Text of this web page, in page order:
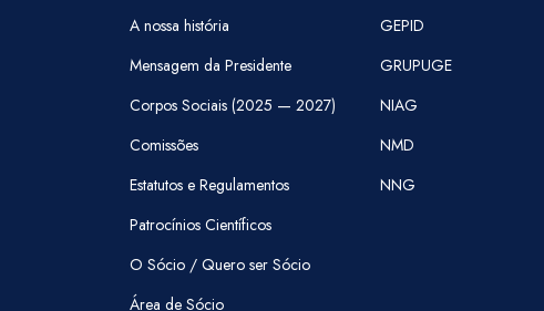
A nossa história
Mensagem da Presidente
Corpos Sociais (2025 — 2027)
Comissões
Estatutos e Regulamentos
Patrocínios Científicos
O Sócio / Quero ser Sócio
Área de Sócio
GEPID
GRUPUGE
NIAG
NMD
NNG